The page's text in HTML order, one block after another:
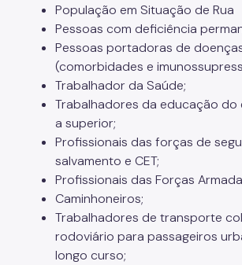
População em Situação de Rua
Pessoas com deficiência
Pessoas portadoras de
(comorbidades e
Trabalhador da Saúde;
Trabalhadores da educação do
a superior;
Profissionais das forças de
salvamento e CET;
Profissionais das Forças
Caminhoneiros;
Trabalhadores de transporte
rodoviário para passageiros
longo curso;